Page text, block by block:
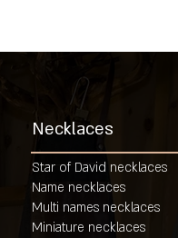
Necklaces
Star of David necklaces
Name necklaces
Multi names necklaces
Miniature necklaces